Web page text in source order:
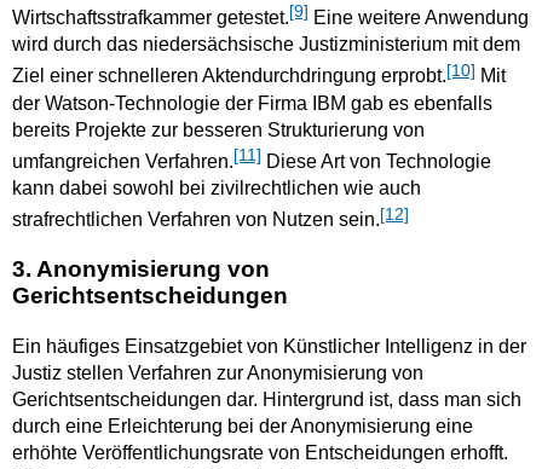
Wirtschaftsstrafkammer getestet.[9] Eine weitere Anwendung
wird durch das niedersächsische Justizministerium mit dem
Ziel einer schnelleren Aktendurchdringung erprobt.[10] Mit
der Watson-Technologie der Firma IBM gab es ebenfalls
bereits Projekte zur besseren Strukturierung von
umfangreichen Verfahren.[11] Diese Art von Technologie
kann dabei sowohl bei zivilrechtlichen wie auch
strafrechtlichen Verfahren von Nutzen sein.[12]
3. Anonymisierung von
Gerichtsentscheidungen
Ein häufiges Einsatzgebiet von Künstlicher Intelligenz in der
Justiz stellen Verfahren zur Anonymisierung von
Gerichtsentscheidungen dar. Hintergrund ist, dass man sich
durch eine Erleichterung bei der Anonymisierung eine
erhöhte Veröffentlichungsrate von Entscheidungen erhofft.